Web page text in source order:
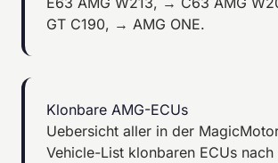
GT C190, → AMG ONE.
Klonbare AMG-ECUs
Uebersicht aller in der
Vehicle-List klonbaren ECUs nach